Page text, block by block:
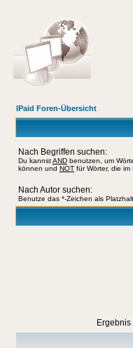
IPaid Foren-Übersicht
Nach Begriffen suchen:
Du kannstAND benutzen, um
können und NOT für Wörter, die
Nach Autor suchen:
Benutze das *-Zeichen als